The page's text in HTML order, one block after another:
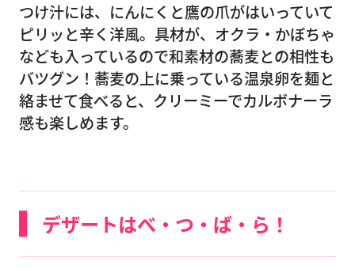
つけ汁には、にんにくと鷹の爪がはいっていて
ピリッと辛く洋風。具材が、オクラ・かぼちゃ
なども入っているので和素材の蕎麦との相性も
バツグン！蕎麦の上に乗っている温泉卵を麺と
絡ませて食べると、クリーミーでカルボナーラ
感も楽しめます。
デザートはべ・つ・ば・ら！